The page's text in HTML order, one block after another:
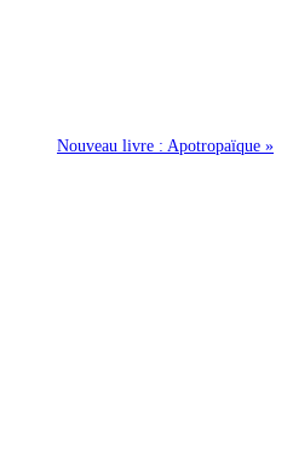
Nouveau livre : Apotropaïque »